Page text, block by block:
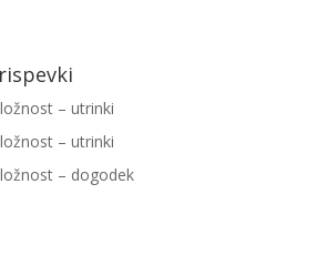
– utrinki
– utrinki
– dogodek